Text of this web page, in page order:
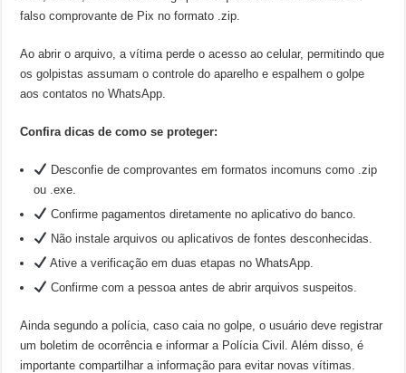
falso comprovante de Pix no formato .zip.
Ao abrir o arquivo, a vítima perde o acesso ao celular, permitindo que
os golpistas assumam o controle do aparelho e espalhem o golpe
aos contatos no WhatsApp.
Confira dicas de como se proteger:
Desconfie de comprovantes em formatos incomuns como .zip
ou .exe.
Confirme pagamentos diretamente no aplicativo do banco.
Não instale arquivos ou aplicativos de fontes desconhecidas.
Ative a verificação em duas etapas no WhatsApp.
Confirme com a pessoa antes de abrir arquivos suspeitos.
Ainda segundo a polícia, caso caia no golpe, o usuário deve registrar
um boletim de ocorrência e informar a Polícia Civil. Além disso, é
importante compartilhar a informação para evitar novas vítimas.